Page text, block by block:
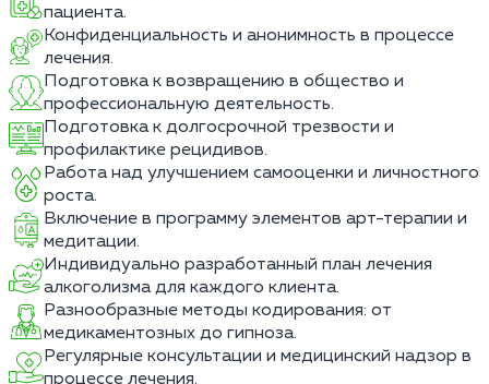
пациента.
Конфиденциальность и анонимность в процессе
лечения.
Подготовка к возвращению в общество и
профессиональную деятельность.
Подготовка к долгосрочной трезвости и
профилактике рецидивов.
Работа над улучшением самооценки и личностного
роста.
Включение в программу элементов арт-терапии и
медитации.
Индивидуально разработанный план лечения
алкоголизма для каждого клиента.
Разнообразные методы кодирования: от
медикаментозных до гипноза.
Регулярные консультации и медицинский надзор в
процессе лечения.